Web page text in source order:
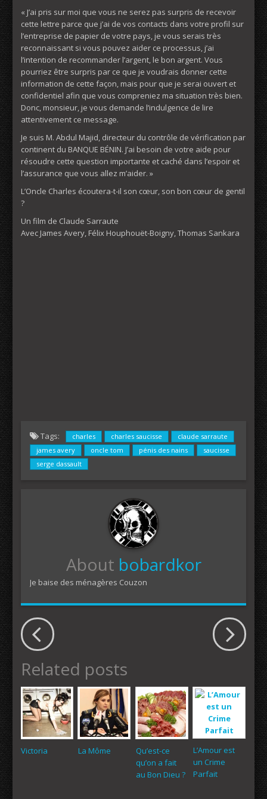
« J’ai pris sur moi que vous ne serez pas surpris de recevoir
cette lettre parce que j’ai de vos contacts dans votre profil sur
l’entreprise de papier de votre pays, je vous serais très
reconnaissant si vous pouvez aider ce processus, j’ai
l’intention de recommander l’argent, le bon argent. Vous
pourriez être surpris par ce que je voudrais donner cette
information de cette façon, mais pour que je serai ouvert et
confidentiel afin que vous compreniez ma situation très bien.
Donc, monsieur, je vous demande l’indulgence de lire
attentivement ce message.
Je suis M. Abdul Majid, directeur du contrôle de vérification par
continent du BANQUE BÉNIN. J’ai besoin de votre aide pour
résoudre cette question importante et caché dans l’espoir et
l’assurance que vous allez m’aider. »
L’Oncle Charles écoutera-t-il son cœur, son bon cœur de gentil
?
Un film de Claude Sarraute
Avec James Avery, Félix Houphouët-Boigny, Thomas Sankara
Tags: charles charles saucisse
claude sarraute
james avery
oncle tom pénis des nains
saucisse
serge dassault
About bobardkor
Je baise des ménagères Couzon
Related posts
Victoria La Môme
Qu’est-ce
qu’on a fait
au Bon Dieu ?
L’Amour est
un Crime
Parfait